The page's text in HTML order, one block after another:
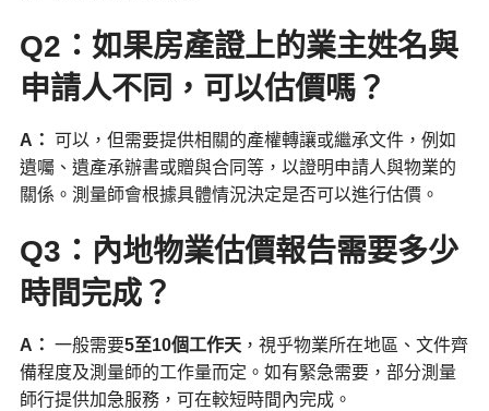
Q2：如果房產證上的業主姓名與
申請人不同，可以估價嗎？
A ：
可以，但需要提供相關的產權轉讓或繼承文件，例如
遺囑、遺產承辦書或贈與合同等，以證明申請人與物業的
關係。測量師會根據具體情況決定是否可以進行估價。
Q3：內地物業估價報告需要多少
時間完成？
A ： 一般需要5至10個工作天，視乎物業所在地區、文件齊
備程度及測量師的工作量而定。如有緊急需要，部分測量
師行提供加急服務，可在較短時間內完成。